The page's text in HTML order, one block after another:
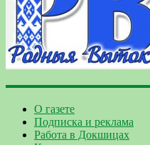
О газете
Подписка и реклама
Работа в Докшицах